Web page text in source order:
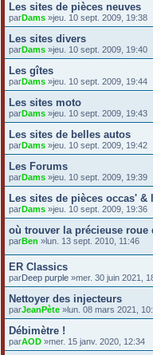
Les sites de pièces neuves
parDams »jeu. 10 sept. 2009, 19:38
Les sites divers
parDams »jeu. 10 sept. 2009, 19:40
Les gîtes
parDams »jeu. 10 sept. 2009, 19:44
Les sites moto
parDams »jeu. 10 sept. 2009, 19:43
Les sites de belles autos
parDams »jeu. 10 sept. 2009, 19:42
Les Forums
parDams »jeu. 10 sept. 2009, 19:39
Les sites de pièces occas' &
parDams »jeu. 10 sept. 2009, 19:36
où trouver la précieuse roue
parBen »lun. 13 sept. 2010, 11:46
ER Classics
parDeep purple »mer. 30 juin 2021,
Nettoyer des injecteurs
parJeanPète »lun. 08 mars 2021,
Débimètre !
parAOD »mer. 15 janv. 2020, 12:34